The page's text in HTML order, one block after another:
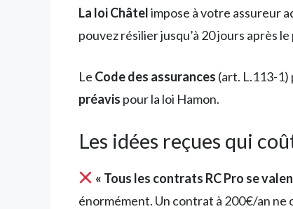
La loi Châtelimpose à votre assureur
pouvez résilier jusqu’à 20 jours après
Le Code des assurances (art. L.113-1)
préavis pour la loi Hamon.
Les idées reçues qui
« Tous les contrats RC Pro se
énormément. Un contrat à 200€/an ne